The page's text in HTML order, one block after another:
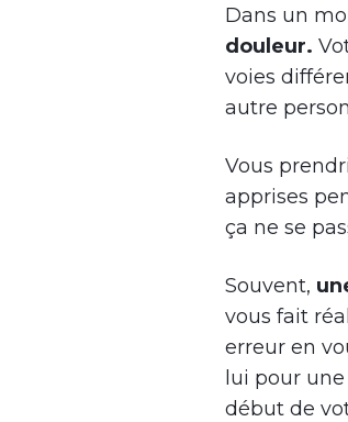
Dans un
douleur.
voies
autre
Vous
apprises
ça ne se
Souvent,
vous fait
erreur en
lui pour
début de